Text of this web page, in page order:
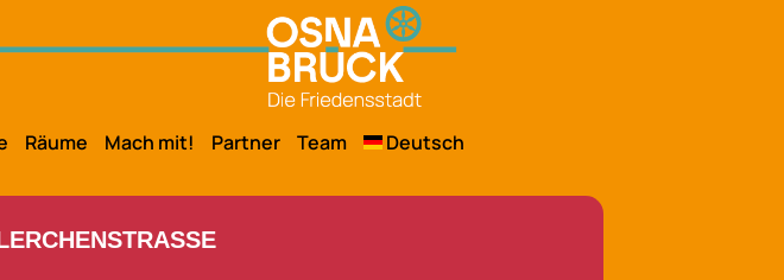
Räume Mach mit! Partner Team Deutsch